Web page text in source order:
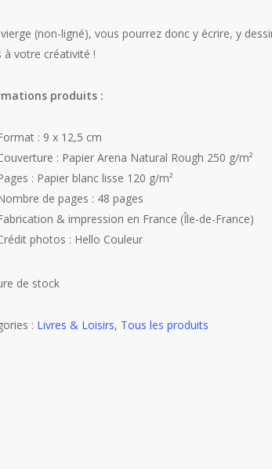
(non-ligné), vous pourrez donc y écrire, y
à votre créativité !
produits :
: 9 x 12,5 cm
: Papier Arena Natural Rough 250 g/m²
: Papier blanc lisse 120 g/m²
de pages : 48 pages
& impression en France (Île-de-France)
photos : Hello Couleur
de stock
: Livres & Loisirs, Tous les produits